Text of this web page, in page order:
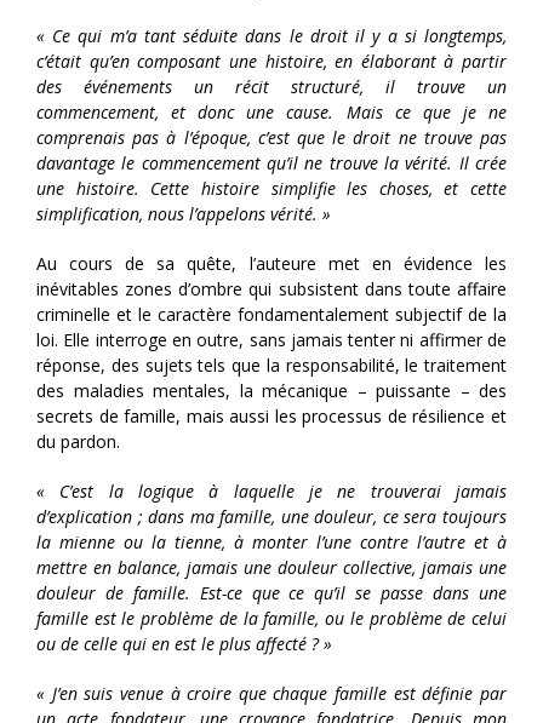
« Ce qui m’a tant séduite dans le droit il y a si longtemps,
c’était qu’en composant une histoire, en élaborant à partir
des événements un récit structuré, il trouve un
commencement, et donc une cause. Mais ce que je ne
comprenais pas à l’époque, c’est que le droit ne trouve pas
davantage le commencement qu’il ne trouve la vérité. Il crée
une histoire. Cette histoire simplifie les choses, et cette
simplification, nous l’appelons vérité. »
Au cours de sa quête, l’auteure met en évidence les
inévitables zones d’ombre qui subsistent dans toute affaire
criminelle et le caractère fondamentalement subjectif de la
loi. Elle interroge en outre, sans jamais tenter ni affirmer de
réponse, des sujets tels que la responsabilité, le traitement
des maladies mentales, la mécanique – puissante – des
secrets de famille, mais aussi les processus de résilience et
du pardon.
« C’est la logique à laquelle je ne trouverai jamais
d’explication ; dans ma famille, une douleur, ce sera toujours
la mienne ou la tienne, à monter l’une contre l’autre et à
mettre en balance, jamais une douleur collective, jamais une
douleur de famille. Est-ce que ce qu’il se passe dans une
famille est le problème de la famille, ou le problème de celui
ou de celle qui en est le plus affecté ? »
« J’en suis venue à croire que chaque famille est définie par